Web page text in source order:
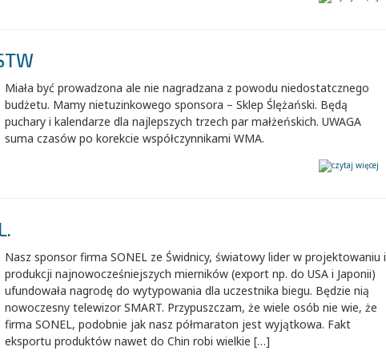
Miała być prowadzona ale nie nagradzana z powodu niedostatcznego
budżetu. Mamy nietuzinkowego sponsora – Sklep Ślężański. Będą
puchary i kalendarze dla najlepszych trzech par małżeńskich. UWAGA
suma czasów po korekcie współczynnikami WMA.
Nasz sponsor firma SONEL ze Świdnicy, światowy lider w projektowaniu i
produkcji najnowocześniejszych mierników (export np. do USA i Japonii)
ufundowała nagrodę do wytypowania dla uczestnika biegu. Będzie nią
nowoczesny telewizor SMART. Przypuszczam, że wiele osób nie wie, że
firma SONEL, podobnie jak nasz półmaraton jest wyjątkowa. Fakt
eksportu produktów nawet do Chin robi wielkie […]